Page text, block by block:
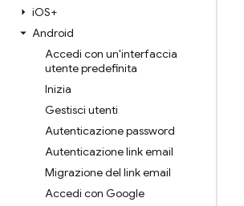
iOS+
Android
Accedi con un'interfaccia
utente predefinita
Inizia
Gestisci utenti
Autenticazione password
Autenticazione link email
Migrazione del link email
Accedi con Google